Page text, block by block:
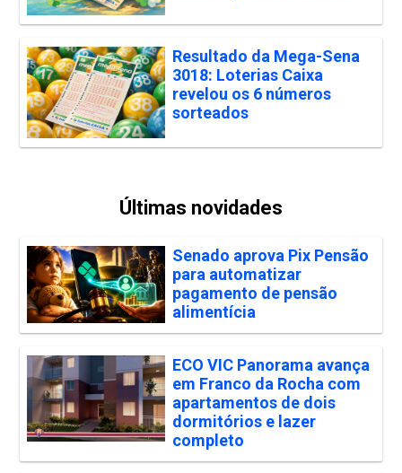
Resultado da Mega-Sena
3018: Loterias Caixa
revelou os 6 números
sorteados
Últimas novidades
Senado aprova Pix Pensão
para automatizar
pagamento de pensão
alimentícia
ECO VIC Panorama avança
em Franco da Rocha com
apartamentos de dois
dormitórios e lazer
completo